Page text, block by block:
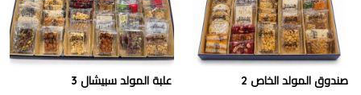
صندوق المولد الخاص 2 علبة المولد سبيشال 3